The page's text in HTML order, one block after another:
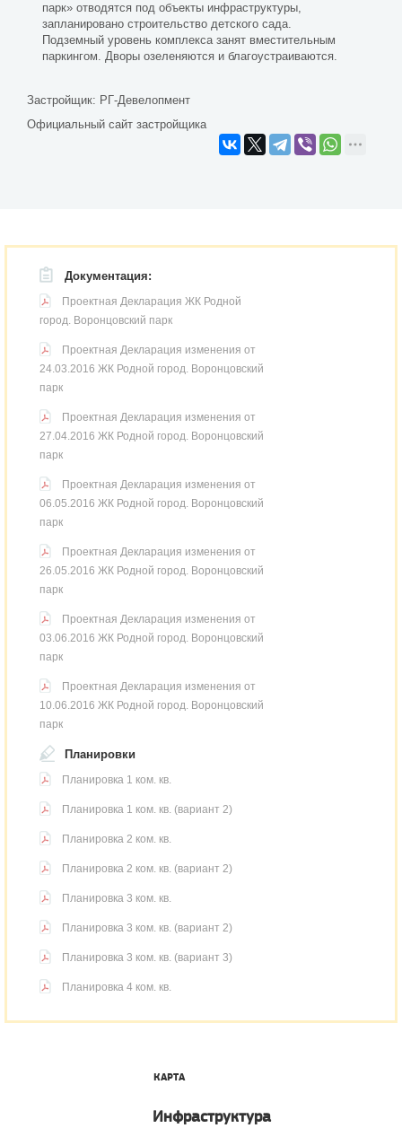
парк» отводятся под объекты инфраструктуры,
запланировано строительство детского сада.
Подземный уровень комплекса занят вместительным
паркингом. Дворы озеленяются и благоустраиваются.
Застройщик: РГ-Девелопмент
Официальный сайт застройщика
Документация:
Проектная Декларация ЖК Родной
город. Воронцовский парк
Проектная Декларация изменения от
24.03.2016 ЖК Родной город. Воронцовский
парк
Проектная Декларация изменения от
27.04.2016 ЖК Родной город. Воронцовский
парк
Проектная Декларация изменения от
06.05.2016 ЖК Родной город. Воронцовский
парк
Проектная Декларация изменения от
26.05.2016 ЖК Родной город. Воронцовский
парк
Проектная Декларация изменения от
03.06.2016 ЖК Родной город. Воронцовский
парк
Проектная Декларация изменения от
10.06.2016 ЖК Родной город. Воронцовский
парк
Планировки
Планировка 1 ком. кв.
Планировка 1 ком. кв. (вариант 2)
Планировка 2 ком. кв.
Планировка 2 ком. кв. (вариант 2)
Планировка 3 ком. кв.
Планировка 3 ком. кв. (вариант 2)
Планировка 3 ком. кв. (вариант 3)
Планировка 4 ком. кв.
КАРТА
Инфраструктура